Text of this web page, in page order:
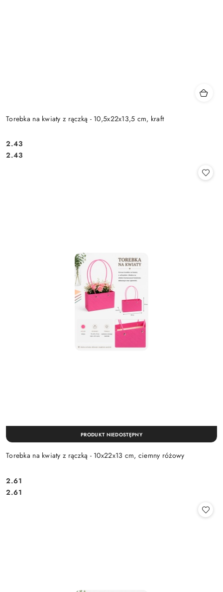
Torebka na kwiaty z rączką - 10,5x22x13,5 cm, kraft
Cena:
2.43
Cena:
2.43
Torebka na kwiaty z rączką - 10x22x13 cm, ciemny różowy
Cena:
2.61
Cena:
2.61
PRODUKT NIEDOSTĘPNY